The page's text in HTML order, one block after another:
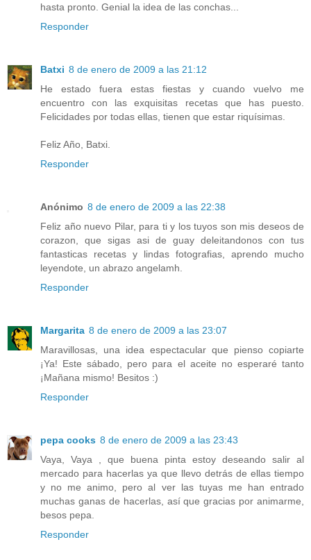
hasta pronto. Genial la idea de las conchas...
Responder
Batxi 8 de enero de 2009 a las 21:12
He estado fuera estas fiestas y cuando vuelvo me
encuentro con las exquisitas recetas que has puesto.
Felicidades por todas ellas, tienen que estar riquísimas.
Feliz Año, Batxi.
Responder
Anónimo 8 de enero de 2009 a las 22:38
Feliz año nuevo Pilar, para ti y los tuyos son mis deseos de
corazon, que sigas asi de guay deleitandonos con tus
fantasticas recetas y lindas fotografias, aprendo mucho
leyendote, un abrazo angelamh.
Responder
Margarita 8 de enero de 2009 a las 23:07
Maravillosas, una idea espectacular que pienso copiarte
¡Ya! Este sábado, pero para el aceite no esperaré tanto
¡Mañana mismo! Besitos :)
Responder
pepa cooks 8 de enero de 2009 a las 23:43
Vaya, Vaya , que buena pinta estoy deseando salir al
mercado para hacerlas ya que llevo detrás de ellas tiempo
y no me animo, pero al ver las tuyas me han entrado
muchas ganas de hacerlas, así que gracias por animarme,
besos pepa.
Responder